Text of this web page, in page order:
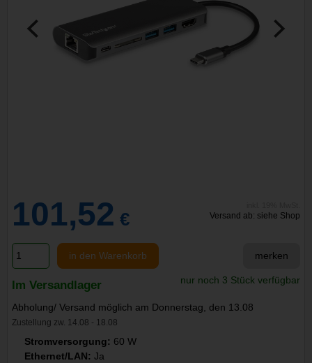
101,52 € Versand ab: siehe Shop
in den Warenkorb merken
Im Versandlager nur noch 3 Stück verfügbar
Abholung/ Versand möglich am Donnerstag, den 13.08
Zustellung zw. 14.08 - 18.08
Stromversorgung: 60 W
Ethernet/LAN: Ja